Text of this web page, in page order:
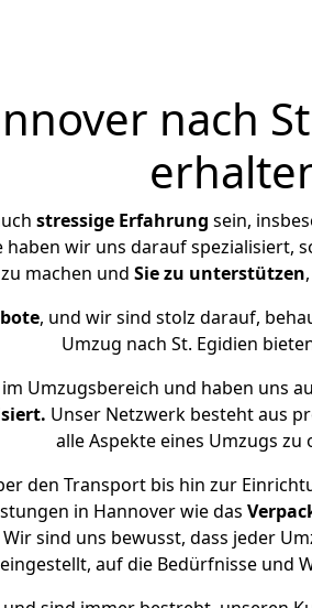
nach
stressige Erfahrung sein,
wir uns darauf spezialisiert,
machen und Sie zu unterstützen
, und wir sind stolz darauf,
Umzug nach St. Egidien
im Umzugsbereich und haben uns
Unser Netzwerk besteht aus
alle Aspekte eines Umzugs zu
den Transport bis hin zur
in Hannover wie das
sind uns bewusst, dass jeder
auf die Bedürfnisse und